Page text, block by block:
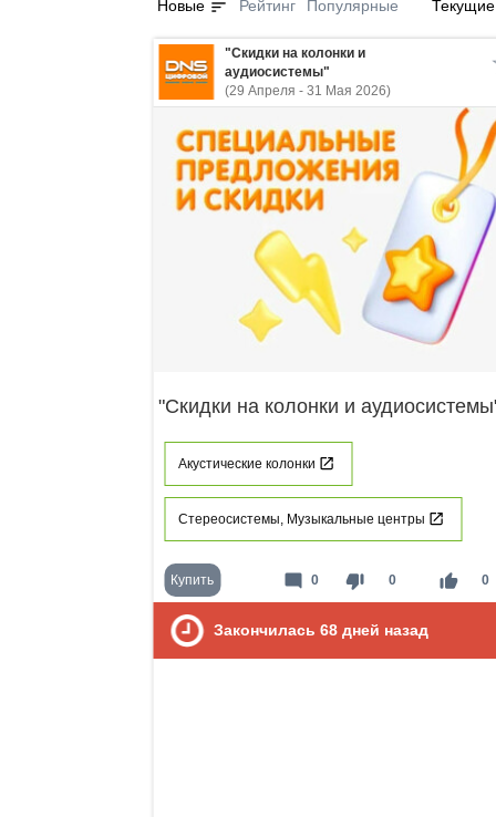
Новые sort Рейтинг Популярные Текущие
"Скидки на колонки и
аудиосистемы"
(29 Апреля - 31 Мая 2026)
"Скидки на колонки и
Акустические колонки
Стереосистемы, Музыкальные центры
Купить thumb_down 0 thumb_up 0
mode_comment 0
Закончилась 68 дней назад